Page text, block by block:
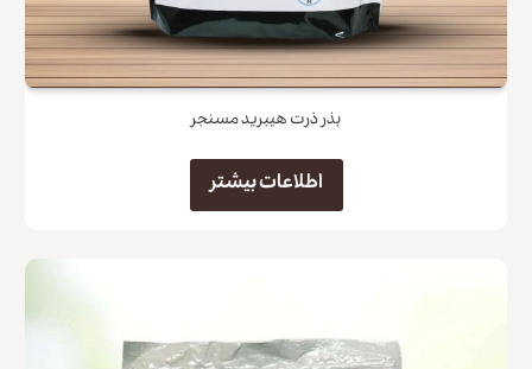
بذر ذرت هیبرید مسنجر
اطلاعات بیشتر